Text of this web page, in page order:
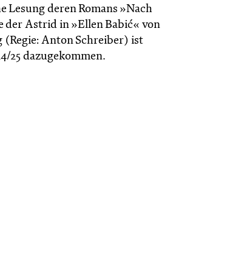
Lesung deren Romans »Nach
der Astrid in »Ellen Babić« von
(Regie: Anton Schreiber) ist
25 dazugekommen.